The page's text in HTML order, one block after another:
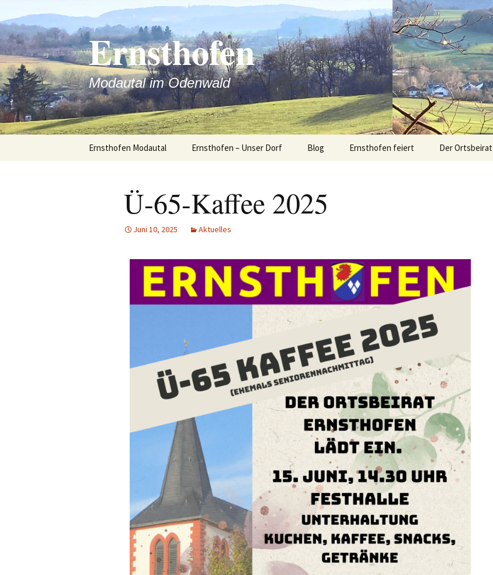
Ernsthofen
Modautal im Odenwald
Ernsthofen Modautal Ernsthofen – Unser Dorf
Der Ort Ernsthofen
Impressionen / Fotos aus
Geschichte Ernsthofens
– Fotos
Eintrag in Wikipedia
Zeittafel zur Geschichte
von Ernsthofen/Odw.
Blog Ernsthofen feiert
Kerb Ernsthofen 2020
(fällt aus)
Kerb Ernsthofen 2019
Kerb Ernsthofen 2018
Kerb Ernsthofen 2017
650 Jahre Ernsthofen
Kerb Ernsthofen 2008
Der Ortsbeirat
Ü-65-Kaffee 2025
Juni 10, 2025 Aktuelles